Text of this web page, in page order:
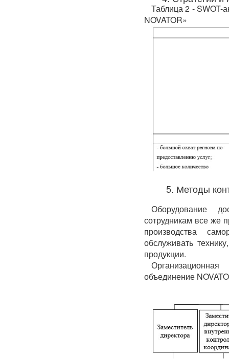
Таблица 2 - SWOT-
NOVATOR»
5. Методы
Оборудование
сотрудникам все же
производства
обслуживать
продукции.
объединение